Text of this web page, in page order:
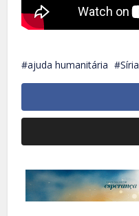
ajuda humanitária Síria